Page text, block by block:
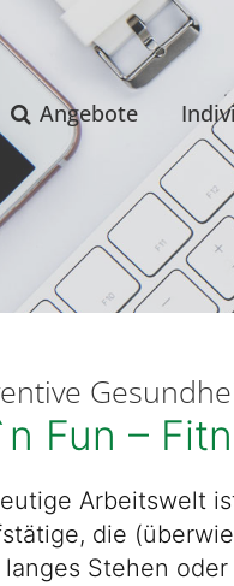
Angebote
Fun –
Arbeitswelt
die
langes Stehen